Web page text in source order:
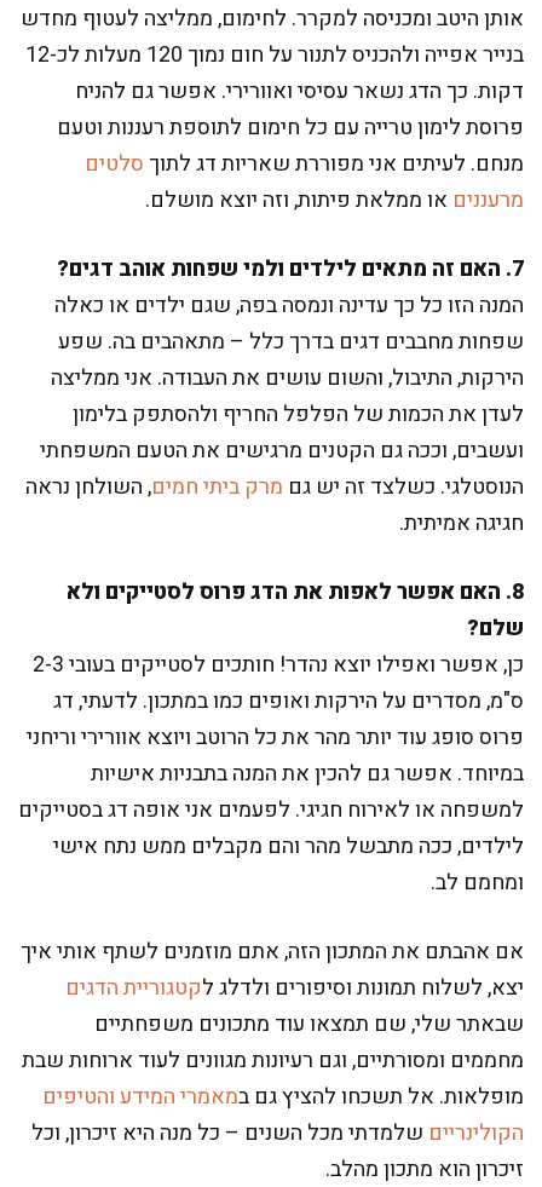
אותן היטב ומכניסה למקרר. לחימום, ממליצה לעטוף מחדש
בנייר אפייה ולהכניס לתנור על חום נמוך 120 מעלות לכ-12
דקות. כך הדג נשאר עסיסי ואוורירי. אפשר גם להניח
פרוסת לימון טרייה עם כל חימום לתוספת רעננות וטעם
מנחם. לעיתים אני מפוררת שאריות דג לתוךסלטים
מרעננים או ממלאת פיתות, וזה יוצא מושלם.
7. האם זה מתאים לילדים ולמי שפחות אוהב דגים?
המנה הזו כל כך עדינה ונמסה בפה, שגם ילדים או כאלה
שפחות מחבבים דגים בדרך כלל – מתאהבים בה. שפע
הירקות, התיבול, והשום עושים את העבודה. אני ממליצה
לעדן את הכמות של הפלפל החריף ולהסתפק בלימון
ועשבים, וככה גם הקטנים מרגישים את הטעם המשפחתי
הנוסטלגי. כשלצד זה יש גם מרק ביתי חמים, השולחן נראה
חגיגה אמיתית.
8. האם אפשר לאפות את הדג פרוס לסטייקים ולא
שלם?
כן, אפשר ואפילו יוצא נהדר! חותכים לסטייקים בעובי 2-3
ס"מ, מסדרים על הירקות ואופים כמו במתכון. לדעתי, דג
פרוס סופג עוד יותר מהר את כל הרוטב ויוצא אוורירי וריחני
במיוחד. אפשר גם להכין את המנה בתבניות אישיות
למשפחה או לאירוח חגיגי. לפעמים אני אופה דג בסטייקים
לילדים, ככה מתבשל מהר והם מקבלים ממש נתח אישי
ומחמם לב.
אם אהבתם את המתכון הזה, אתם מוזמנים לשתף אותי איך
יצא, לשלוח תמונות וסיפורים ולדלג לקטגוריית הדגים
שבאתר שלי, שם תמצאו עוד מתכונים משפחתיים
מחממים ומסורתיים, וגם רעיונות מגוונים לעוד ארוחות שבת
מופלאות. אל תשכחו להציץ גם במאמרי המידע והטיפים
הקולינריים שלמדתי מכל השנים – כל מנה היא זיכרון, וכל
זיכרון הוא מתכון מהלב.